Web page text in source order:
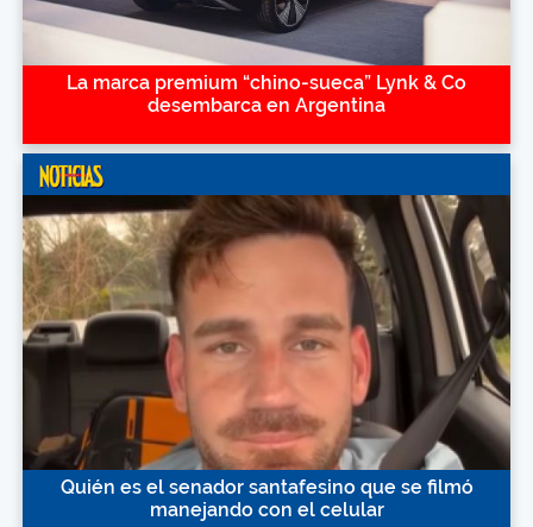
La marca premium “chino-sueca” Lynk & Co
desembarca en Argentina
Quién es el senador santafesino que se filmó
manejando con el celular